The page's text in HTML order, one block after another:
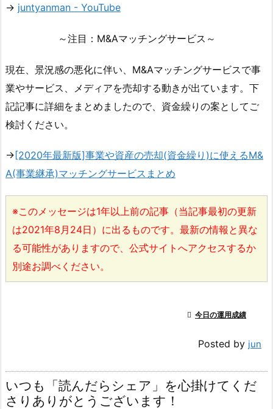
→ juntyanman - YouTube
～注目：M&Aマッチングサービス～
現在、景況感の悪化に伴い、M&Aマッチングサービスで事
業やサービス、メディアを売却する動きが出ています。下
記記事に詳細をまとめましたので、資金繰りの案としてご
検討ください。
→ [2020年最新版]事業や資産の売却(資金繰り)に使えるM&
A(事業継承)マッチングサービスまとめ
※このメッセージは1年以上前の記事（当記事最初の更新
は2021年8月24日）に出るものです。最新の情報と異な
る可能性がありますので、公式サイトへアクセスするか
別途お調べください。
 今日の運用成績
Posted by jun
いつも「読んだらシェア」を心掛けてくだ
さりありがとうございます！